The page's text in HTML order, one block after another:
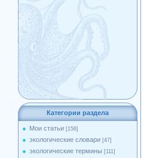
Категории раздела
Мои статьи [156]
экологические словари [47]
экологические термины [111]